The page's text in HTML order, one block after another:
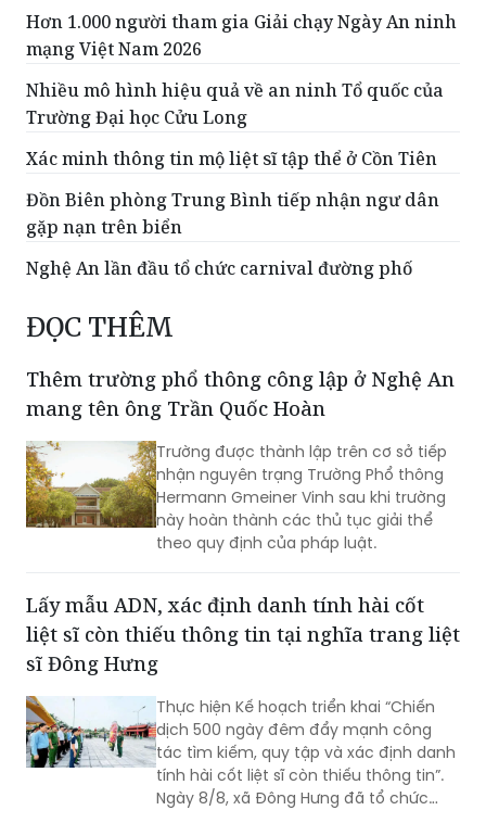
Nhiều mô hình hiệu quả về an ninh Tổ quốc của
Trường Đại học Cửu Long
Xác minh thông tin mộ liệt sĩ tập thể ở Cồn Tiên
Đồn Biên phòng Trung Bình tiếp nhận ngư dân
gặp nạn trên biển
Nghệ An lần đầu tổ chức carnival đường phố
ĐỌC THÊM
Thêm trường phổ thông công lập ở Nghệ An
Trường được thành lập trên cơ sở tiếp
nhận nguyên trạng Trường Phổ thông
Hermann Gmeiner Vinh sau khi trường
này hoàn thành các thủ tục giải thể
theo quy định của pháp luật.
Lấy mẫu ADN, xác định danh tính hài cốt
sĩ Đông Hưng
Thực hiện Kế hoạch triển khai “Chiến
dịch 500 ngày đêm đẩy mạnh công
tác tìm kiếm, quy tập và xác định danh
tính hài cốt liệt sĩ còn thiếu thông tin”.
Ngày 8/8, xã Đông Hưng đã tổ chức
dâng hương, dâng hoa tưởng niệm các
Anh hùng liệt sĩ và triển khai lấy mẫu
sinh phẩm ADN tại các phần mộ liệt sĩ
Mưa lớn gây ngập nhiều cầu tràn ở khu vực